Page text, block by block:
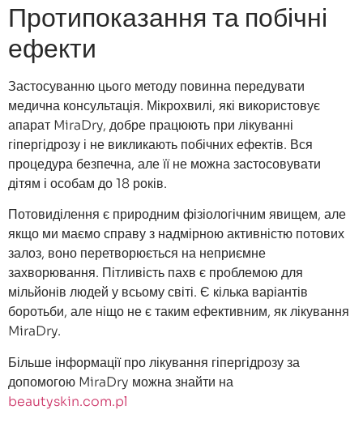
Протипоказання та побічні
ефекти
Застосуванню цього методу повинна передувати
медична консультація. Мікрохвилі, які використовує
апарат MiraDry, добре працюють при лікуванні
гіпергідрозу і не викликають побічних ефектів. Вся
процедура безпечна, але її не можна застосовувати
дітям і особам до 18 років.
Потовиділення є природним фізіологічним явищем, але
якщо ми маємо справу з надмірною активністю потових
залоз, воно перетворюється на неприємне
захворювання. Пітливість пахв є проблемою для
мільйонів людей у всьому світі. Є кілька варіантів
боротьби, але ніщо не є таким ефективним, як лікування
MiraDry.
Більше інформації про лікування гіпергідрозу за
допомогою MiraDry можна знайти на
beautyskin.com.pl